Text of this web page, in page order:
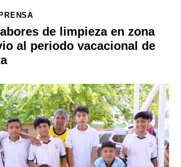
PRENSA
de limpieza en zona
al periodo vacacional de